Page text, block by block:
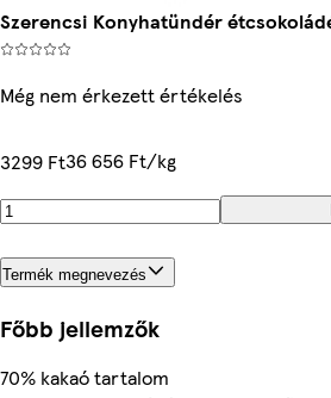
Szerencsi Konyhatündér
Még nem érkezett értékelés
3299 Ft36 656 Ft/kg
Termék megnevezés
Főbb jellemzők
70% kakaó tartalom